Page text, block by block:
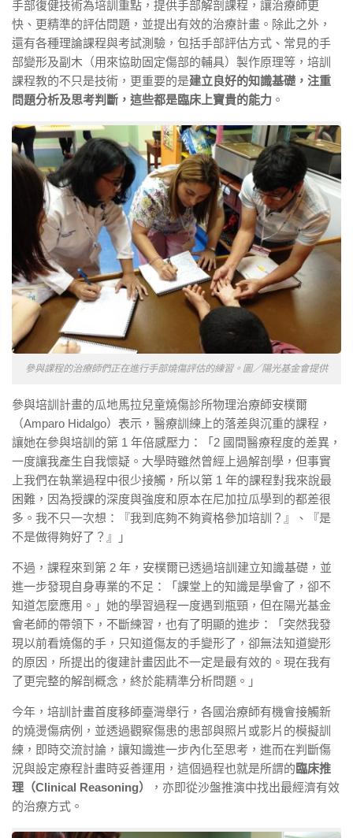
手部復健技術為培訓重點，提供手部解剖課程，讓治療師更
快、更精準的評估問題，並提出有效的治療計畫。除此之外，
還有各種理論課程與考試測驗，包括手部評估方式、常見的手
部變形及副木（用來協助固定傷部的輔具）製作原理等，培訓
課程教的不只是技術，更重要的是建立良好的知識基礎，注重
問題分析及思考判斷，這些都是臨床上寶貴的能力 。
參與課程的治療師們正在進行手部燒傷評估的練習。圖／陽光基金會提供
參與培訓計畫的瓜地馬拉兒童燒傷診所物理治療師安樸爾
（Amparo Hidalgo）表示，醫療訓練上的落差與沉重的課程，
讓她在參與培訓的第 1 年倍感壓力：「2 國間醫療程度的差異，
一度讓我產生自我懷疑。大學時雖然曾經上過解剖學，但事實
上我們在執業過程中很少接觸，所以第 1 年的課程對我來說最
困難，因為授課的深度與強度和原本在尼加拉瓜學到的都差很
多。我不只一次想：『我到底夠不夠資格參加培訓？』、『是
不是做得夠好了？』」
不過，課程來到第 2 年，安樸爾已透過培訓建立知識基礎，並
進一步發現自身專業的不足：「課堂上的知識是學會了，卻不
知道怎麼應用。」她的學習過程一度遇到瓶頸，但在陽光基金
會老師的帶領下，不斷練習，也有了明顯的進步：「突然我發
現以前看燒傷的手，只知道傷友的手變形了，卻無法知道變形
的原因，所提出的復建計畫因此不一定是最有效的。現在我有
了更完整的解剖概念，終於能精準分析問題。」
今年，培訓計畫首度移師臺灣舉行，各國治療師有機會接觸新
的燒燙傷病例，並透過觀察傷患的患部與照片或影片的模擬訓
練，即時交流討論，讓知識進一步內化至思考，進而在判斷傷
況與設定療程計畫時妥善運用，這個過程也就是所謂的臨床推
理（Clinical Reasoning）
，亦即從沙盤推演中找出最經濟有效
的治療方式。